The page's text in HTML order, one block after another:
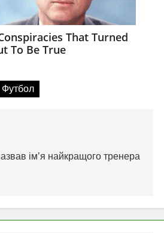
Футбол
імʼя найкращого тренера